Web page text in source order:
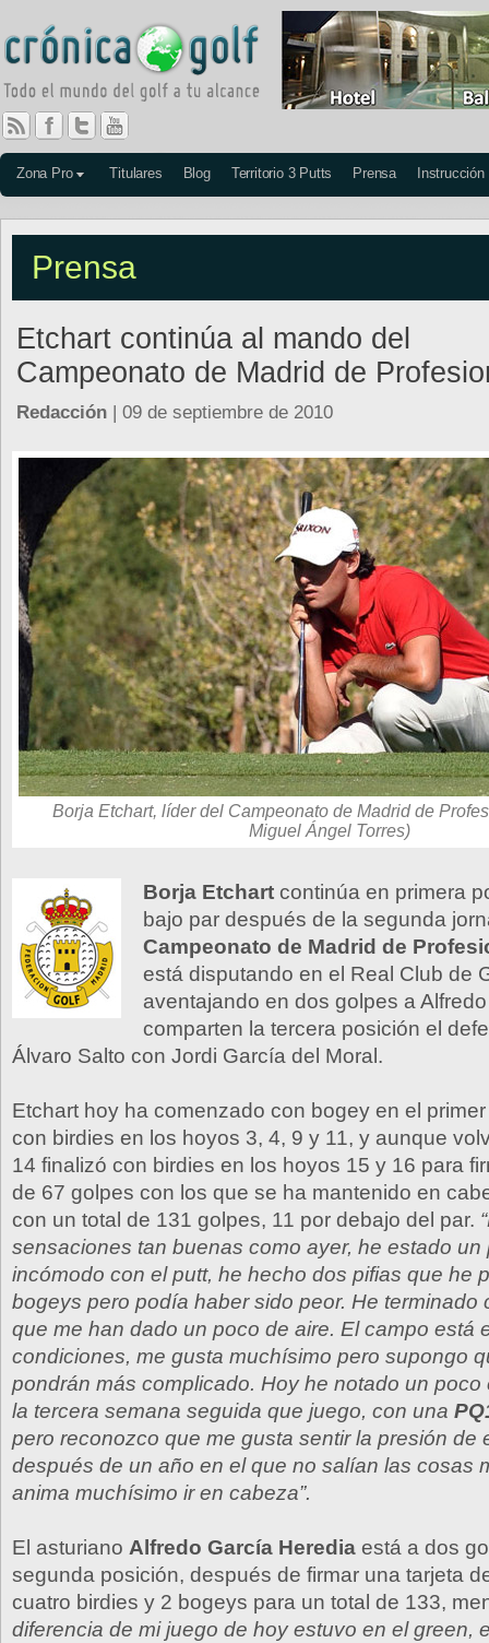
Zona Pro Titulares Blog Territorio 3 Putts Prensa Instrucción
Prensa
Etchart continúa al mando del
Campeonato de Madrid de
Redacción | 09 de septiembre de 2010
Borja Etchart, líder del Campeonato de Madrid de
Miguel Ángel Torres)
Borja Etchart continúa en primera
bajo par después de la segunda
Campeonato de Madrid de
está disputando en el Real Club de
aventajando en dos golpes a
comparten la tercera posición el
Álvaro Salto con Jordi García del Moral.
Etchart hoy ha comenzado con bogey en el
con birdies en los hoyos 3, 4, 9 y 11, y aunque
14 finalizó con birdies en los hoyos 15 y 16 para
de 67 golpes con los que se ha mantenido en
con un total de 131 golpes, 11 por debajo del par.
sensaciones tan buenas como ayer, he estado un
incómodo con el putt, he hecho dos pifias que he
bogeys pero podía haber sido peor. He terminado
que me han dado un poco de aire. El campo está
condiciones, me gusta muchísimo pero supongo
pondrán más complicado. Hoy he notado un poco
la tercera semana seguida que juego, con una
pero reconozco que me gusta sentir la presión de
después de un año en el que no salían las cosas
anima muchísimo ir en cabeza”.
El asturiano Alfredo García Heredia está a dos
segunda posición, después de firmar una tarjeta
cuatro birdies y 2 bogeys para un total de 133,
diferencia de mi juego de hoy estuvo en el green,